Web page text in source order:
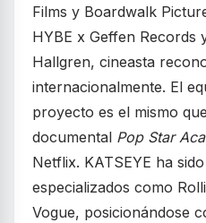
Films y Boardwalk
HYBE x Geffen Records
Hallgren, cineasta
internacionalmente. El
proyecto es el mismo
documental Pop Star
Netflix. KATSEYE ha
especializados como
Vogue, posicionándose